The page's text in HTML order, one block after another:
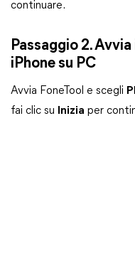
continuare.
Passaggio 2.
iPhone su PC
Avvia FoneTool e scegli
fai clic su
Inizia per